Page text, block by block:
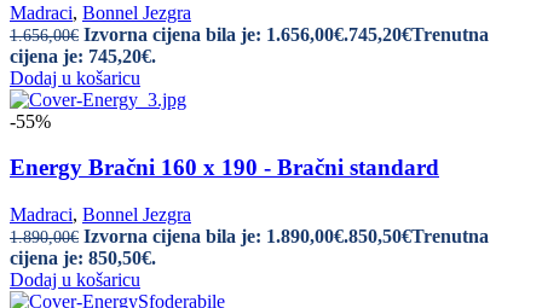
Madraci, Bonnel Jezgra
1.656,00€ Izvorna cijena bila je: 1.656,00€.745,20€Trenutna
cijena je: 745,20€.
Dodaj u košaricu
-55%
Energy Bračni 160 x 190 - Bračni standard
Madraci, Bonnel Jezgra
1.890,00€ Izvorna cijena bila je: 1.890,00€.850,50€Trenutna
cijena je: 850,50€.
Dodaj u košaricu